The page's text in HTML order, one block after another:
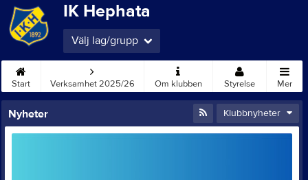
IK Hephata
Välj lag/grupp
Start Verksamhet 2025/26 Om klubben Styrelse Mer
Nyheter Klubbnyheter